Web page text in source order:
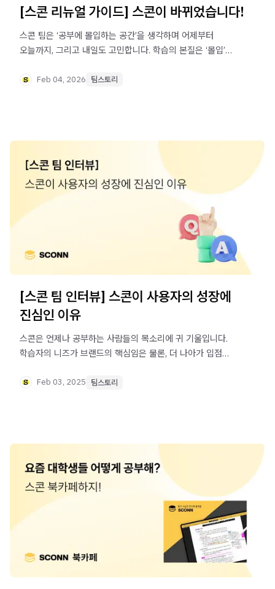
[스콘 리뉴얼 가이드] 스콘이 바뀌었습니다!
스콘 팀은 ‘공부에 몰입하는 공간’을 생각하며 어제부터
오늘까지, 그리고 내일도 고민합니다. 학습의 본질은 ‘몰입’에
학습자에게 가장 선명하고 깊이 있게 닿을 수 있도록
Feb 04, 2026 팀스토리
[스콘 팀 인터뷰] 스콘이 사용자의 성장에
진심인 이유
스콘은 언제나 공부하는 사람들의 목소리에 귀 기울입니다.
학습자의 니즈가 브랜드의 핵심임은 물론, 더 나아가 입점
사용자에게 진심인지, [스콘 팀 인터뷰]를 통해 알아 보세요.
Feb 03, 2025 팀스토리